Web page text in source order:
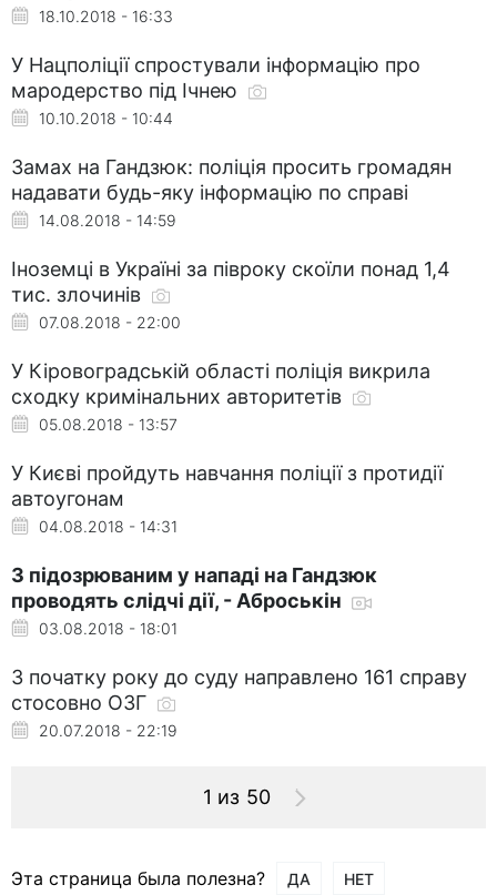
18.10.2018 - 16:33
У Нацполіції спростували інформацію про
мародерство під Ічнею
10.10.2018 - 10:44
Замах на Гандзюк: поліція просить громадян
надавати будь-яку інформацію по справі
14.08.2018 - 14:59
Іноземці в Україні за півроку скоїли понад 1,4
тис. злочинів
07.08.2018 - 22:00
У Кіровоградській області поліція викрила
сходку кримінальних авторитетів
05.08.2018 - 13:57
У Києві пройдуть навчання поліції з протидії
автоугонам
04.08.2018 - 14:31
З підозрюваним у нападі на Гандзюк
проводять слідчі дії, - Аброськін
03.08.2018 - 18:01
З початку року до суду направлено 161 справу
стосовно ОЗГ
20.07.2018 - 22:19
1 из 50
Эта страница была полезна? ДА НЕТ